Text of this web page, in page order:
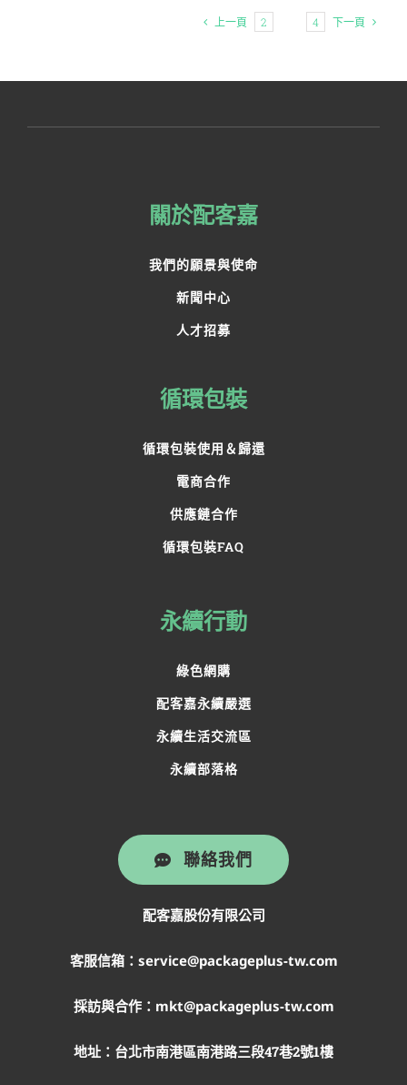
上一頁 2 4 下一頁
關於配客嘉
我們的願景與使命
新聞中心
人才招募
循環包裝
循環包裝使用＆歸還
電商合作
供應鏈合作
循環包裝FAQ
聯絡我們
配客嘉股份有限公司
客服信箱：service@packageplus-tw.com
採訪與合作：mkt@packageplus-tw.com
地址： 台北市南港區南港路三段47巷2號1樓
永續行動
綠色網購
配客嘉永續嚴選
永續生活交流區
永續部落格